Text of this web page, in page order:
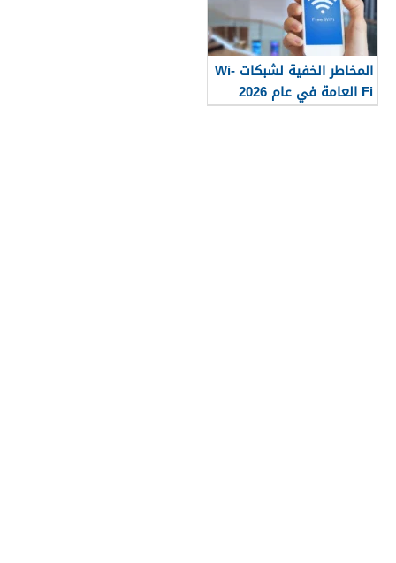
المخاطر الخفية لشبكات Wi-
Fi العامة في عام 2026
وكيف يمكن للمستخدمين